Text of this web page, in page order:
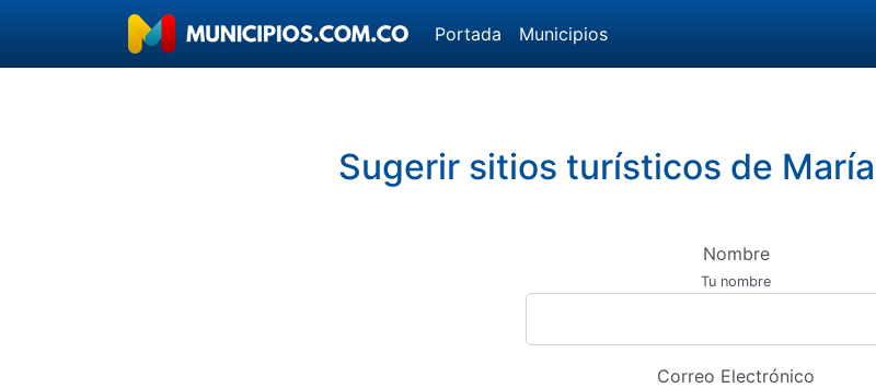
Portada Municipios
Sugerir sitios turísticos de
Nombre
Tu nombre
Correo Electrónico